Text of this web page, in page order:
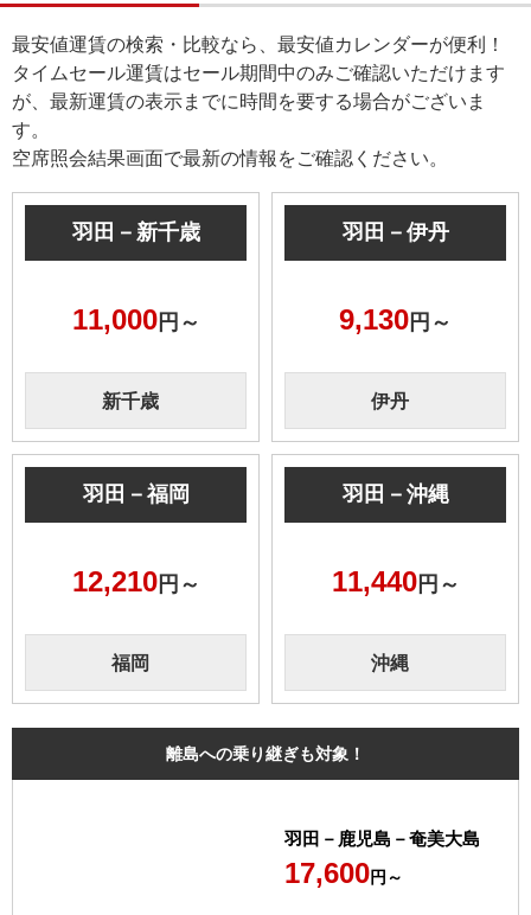
最安値運賃の検索・比較なら、最安値カレンダーが便利！
タイムセール運賃はセール期間中のみご確認いただけます
が、最新運賃の表示までに時間を要する場合がございま
す。
空席照会結果画面で最新の情報をご確認ください。
羽田－新千歳
11,000円～
新千歳
羽田－伊丹
9,130 円～
伊丹
羽田－福岡
12,210円～
福岡
羽田－沖縄
11,440円～
沖縄
離島への乗り継ぎも対象！
羽田－鹿児島－奄美大島
17,600円～